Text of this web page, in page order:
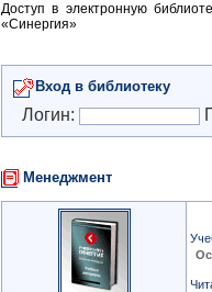
Доступ в электронную
«Синергия»
Вход в библиотеку
Логин:
Менеджмент